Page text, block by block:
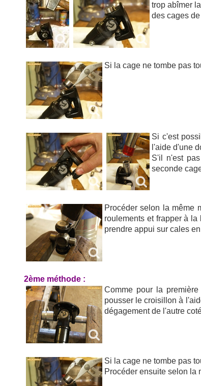
trop abîmer
des cages
Si la cage ne tombe pas
Si c'est
l'aide d'une
S'il n'est
seconde
Procéder selon la même
roulements et frapper à
prendre appui sur cales
2ème méthode :
Comme pour la
pousser le croisillon à
dégagement de l'autre
Si la cage ne tombe pas
Procéder ensuite selon la